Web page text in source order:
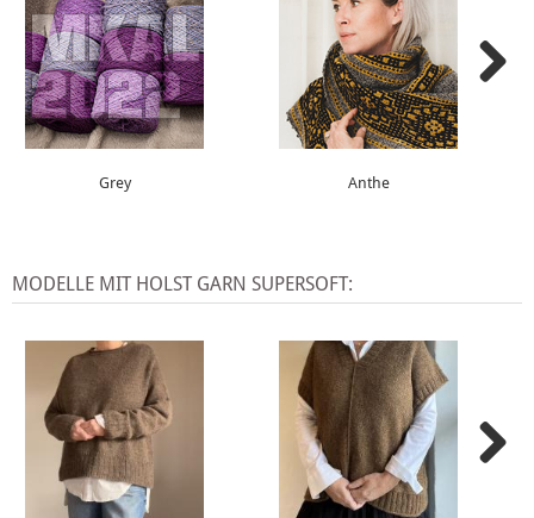
Grey Anthe
MODELLE MIT HOLST GARN SUPERSOFT: